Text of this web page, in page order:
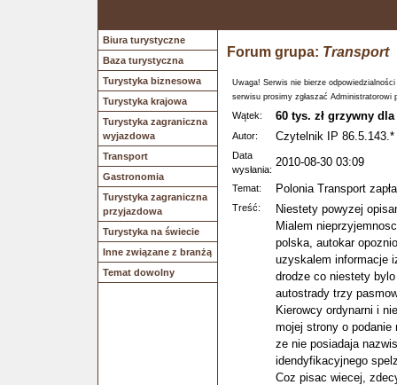
Biura turystyczne
Baza turystyczna
Turystyka biznesowa
Turystyka krajowa
Turystyka zagraniczna
wyjazdowa
Transport
Gastronomia
Turystyka zagraniczna
przyjazdowa
Turystyka na świecie
Inne związane z branżą
Temat dowolny
Forum grupa: Transport
Uwaga! Serwis nie bierze
serwisu prosimy zgłaszać Administratorowi
Wątek: 60 tys. zł grzywny
Autor: Czytelnik IP 86.5.143.*
Data
wysłania:
2010-08-30 03:09
Temat: Polonia Transport
Treść:
Niestety powyzej
Mialem
polska, autokar
uzyskalem informacje
drodze co niestety
autostrady trzy
Kierowcy ordynarni i
mojej strony o
ze nie posiadaja
idendyfikacyjnego
Coz pisac wiecej,